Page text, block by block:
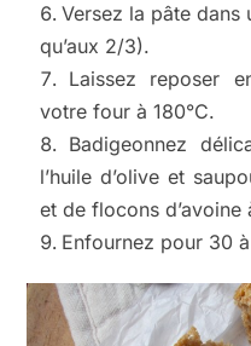
Versez la pâte dans
qu’aux 2/3).
Laissez reposer
votre four à 180°C.
Badigeonnez
l’huile d’olive et
et de flocons d’avoine
Enfournez pour 30